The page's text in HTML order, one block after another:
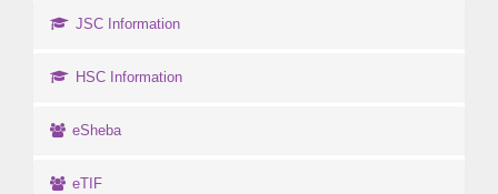
JSC Information
HSC Information
eSheba
eTIF